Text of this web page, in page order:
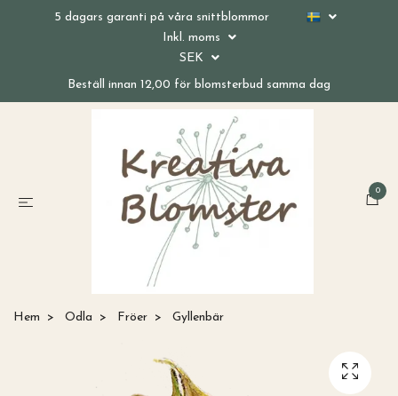
5 dagars garanti på våra snittblommor
Inkl. moms
SEK
Beställ innan 12,00 för blomsterbud samma dag
0
Hem Odla Fröer Gyllenbär